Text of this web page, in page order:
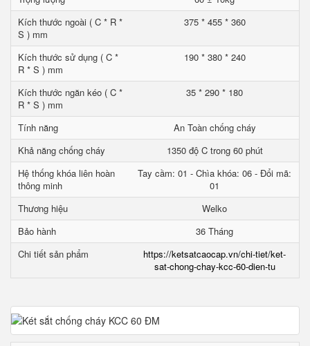
Kích thước ngoài ( C * R *
S ) mm
375 * 455 * 360
Kích thước sử dụng ( C *
R * S ) mm
190 * 380 * 240
Kích thước ngăn kéo ( C *
R * S ) mm
35 * 290 * 180
Tính năng
An Toàn chống cháy
Khả năng chống cháy
1350 độ C trong 60 phút
Hệ thống khóa liên hoàn
thông minh
Tay cầm: 01 - Chìa khóa: 06 - Đổi mã:
01
Thương hiệu
Welko
Bảo hành
36 Tháng
Chi tiết sản phẩm
https://ketsatcaocap.vn/chi-tiet/ket-
sat-chong-chay-kcc-60-dien-tu